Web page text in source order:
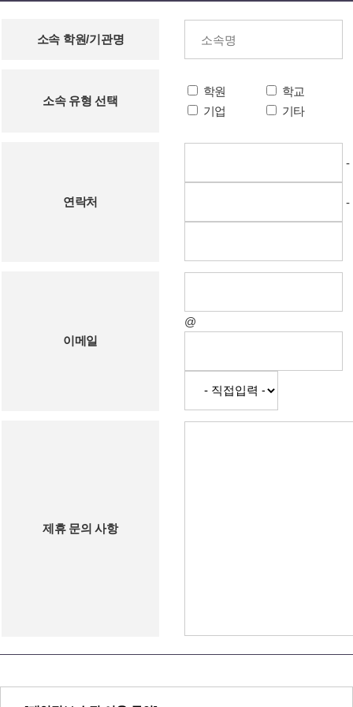
소속 학원/기관명
소속 유형 선택
학원
학교
기업
기타
연락처
-
-
이메일
@
제휴 문의 사항